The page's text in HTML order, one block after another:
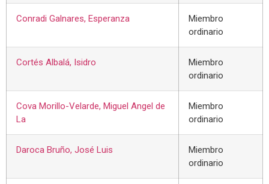
Conradi Galnares, Esperanza
Miembro
ordinario
Cortés Albalá, Isidro
Miembro
ordinario
Cova Morillo-Velarde, Miguel Angel de
La
Miembro
ordinario
Daroca Bruño, José Luis
Miembro
ordinario